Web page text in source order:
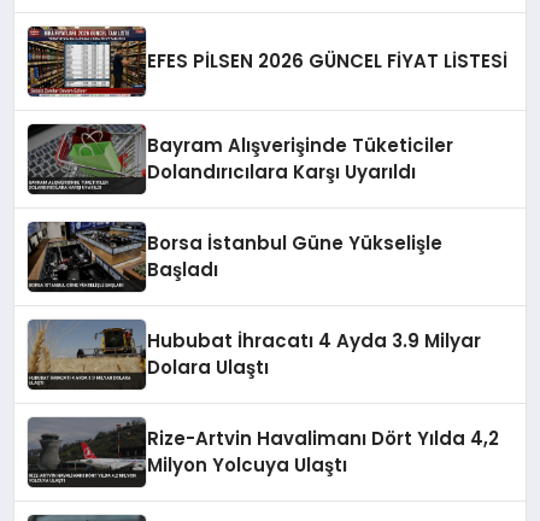
EFES PİLSEN 2026 GÜNCEL FİYAT LİSTESİ
Bayram Alışverişinde Tüketiciler
Dolandırıcılara Karşı Uyarıldı
Borsa İstanbul Güne Yükselişle
Başladı
Hububat İhracatı 4 Ayda 3.9 Milyar
Dolara Ulaştı
Rize-Artvin Havalimanı Dört Yılda 4,2
Milyon Yolcuya Ulaştı